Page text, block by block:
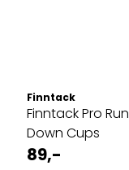
Finntack
Finntack Pro Run
Down Cups
89,-